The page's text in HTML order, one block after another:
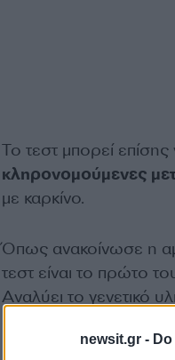
newsit.gr -
Το τεστ μπορεί επίσης
κληρονομούμενες
με καρκίνο.
Όπως ανακοίνωσε η
τεστ είναι το πρώτο
Αναλύει το γενετικό